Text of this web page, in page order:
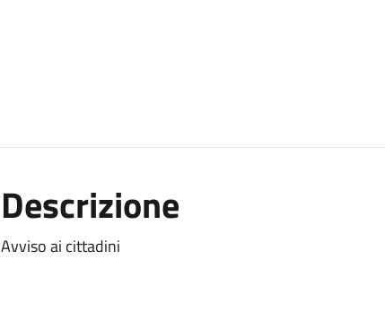
Descrizione
Avviso ai cittadini